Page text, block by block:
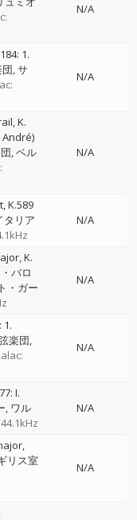
N/A
1.
サ
N/A
K.
André)
ベル
N/A
K.589
タリア
N/A
K.
バロ
・ガー
N/A
1.
楽団
N/A
I.
ワル
N/A
リス室
N/A